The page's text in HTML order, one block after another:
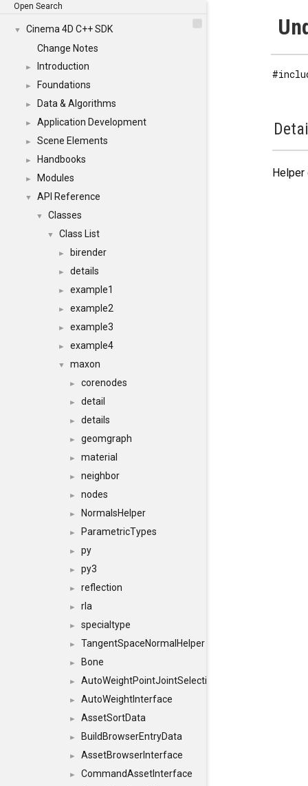
Open Search
▼
Cinema 4D C++ SDK
Change Notes
► Introduction
► Foundations
► Data & Algorithms
► Application Development
► Scene Elements
► Handbooks
► Modules
▼ API Reference
▼ Classes
▼ Class List
► birender
► details
► example1
► example2
► example3
► example4
▼ maxon
► corenodes
► detail
► details
► geomgraph
► material
► neighbor
► nodes
► NormalsHelper
► ParametricTypes
► py
► py3
► reflection
► rla
► specialtype
► TangentSpaceNormalHelper
► Bone
► AutoWeightPointJointSelections
► AutoWeightInterface
► AssetSortData
► BuildBrowserEntryData
► AssetBrowserInterface
► CommandAssetInterface